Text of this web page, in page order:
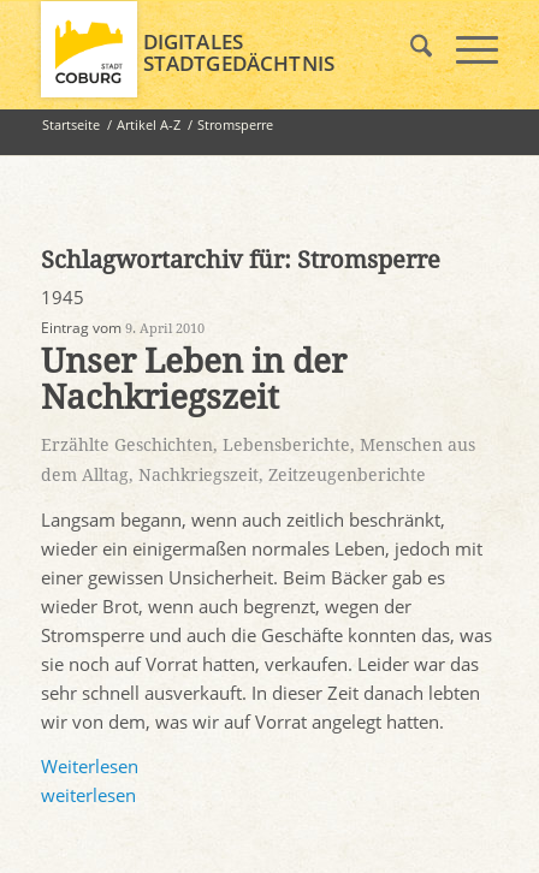
DIGITALES
STADTGEDÄCHTNIS
Startseite / Artikel A-Z / Stromsperre
Schlagwortarchiv für: Stromsperre
1945
Eintrag vom 9. April 2010
Unser Leben in der
Nachkriegszeit
Erzählte Geschichten, Lebensberichte, Menschen aus
dem Alltag, Nachkriegszeit, Zeitzeugenberichte
Langsam begann, wenn auch zeitlich beschränkt,
wieder ein einigermaßen normales Leben, jedoch mit
einer gewissen Unsicherheit. Beim Bäcker gab es
wieder Brot, wenn auch begrenzt, wegen der
Stromsperre und auch die Geschäfte konnten das, was
sie noch auf Vorrat hatten, verkaufen. Leider war das
sehr schnell ausverkauft. In dieser Zeit danach lebten
wir von dem, was wir auf Vorrat angelegt hatten.
Weiterlesen
weiterlesen